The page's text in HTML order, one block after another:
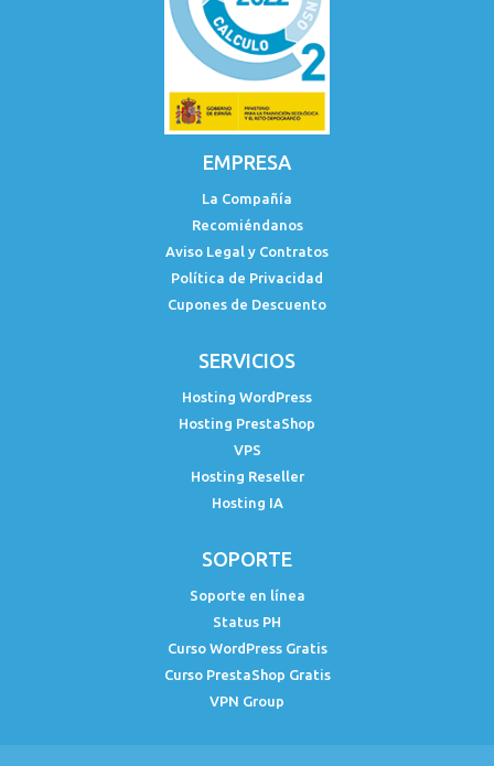
EMPRESA
La Compañía
Recomiéndanos
Aviso Legal y Contratos
Política de Privacidad
Cupones de Descuento
SERVICIOS
Hosting WordPress
Hosting PrestaShop
VPS
Hosting Reseller
Hosting IA
SOPORTE
Soporte en línea
Status PH
Curso WordPress Gratis
Curso PrestaShop Gratis
VPN Group